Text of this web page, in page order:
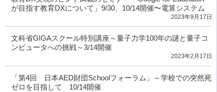
が目指す教育DXについて」9/30、10/14開催〜電算システム
2023年9月17日
文科省GIGAスクール特別講座～量子力学100年の謎と量子コ
ンピュータへの挑戦～3/14開催
2023年2月17日
「第4回 日本AED財団Schoolフォーラム」～学校での突然死
ゼロを目指して 10/14開催